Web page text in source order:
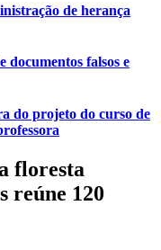
de herança
falsos e
do projeto do curso de
floresta
reúne 120